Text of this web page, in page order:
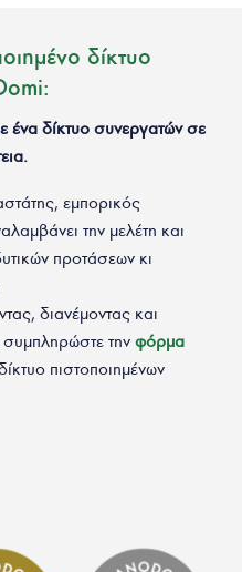
δίκτυο
ένα δίκτυο συνεργατών σε
εμπορικός
την μελέτη και
προτάσεων κι
διανέμοντας και
συμπληρώστε την φόρμα
πιστοποιημένων